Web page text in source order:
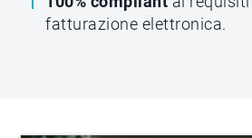
fatturazione elettronica.